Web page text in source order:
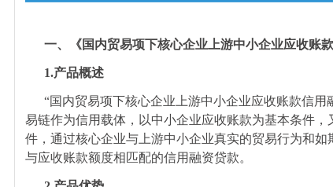
一、《国内贸易项下核心企业上游中小企业应收账
1.产品概述
“国内贸易项下核心企业上游中小企业应收账款信
易链作为信用载体，以中小企业应收账款为基本条件
件，通过核心企业与上游中小企业真实的贸易行为和
与应收账款额度相匹配的信用融资贷款。